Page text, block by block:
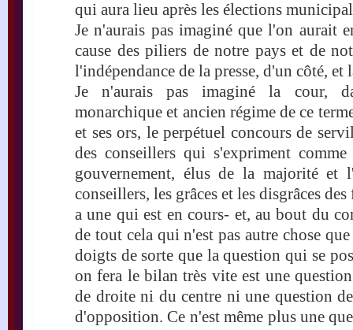
qui aura lieu après les élections
Je n'aurais pas imaginé que l'on aurait
cause des piliers de notre pays et de
l'indépendance de la presse, d'un côté, et
Je n'aurais pas imaginé la cour,
monarchique et ancien régime de ce
et ses ors, le perpétuel concours de
des conseillers qui s'expriment
gouvernement, élus de la majorité et
conseillers, les grâces et les disgrâces
a une qui est en cours- et, au bout du
de tout cela qui n'est pas autre chose
doigts de sorte que la question qui se
on fera le bilan très vite est une
de droite ni du centre ni une question
d'opposition. Ce n'est même plus une